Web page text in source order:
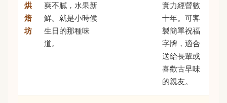
烘
焙
坊
爽不膩，水果新
鮮。就是小時候
生日的那種味
道。
實力經營數
十年。可客
製簡單祝福
字牌，適合
送給長輩或
喜歡古早味
的親友。